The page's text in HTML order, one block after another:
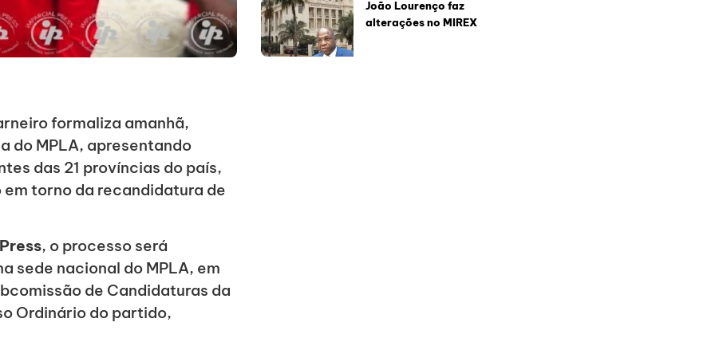
formaliza amanhã,
do MPLA, apresentando
das 21 províncias do país,
em torno da recandidatura de
, o processo será
sede nacional do MPLA, em
de Candidaturas da
Ordinário do partido,
João Lourenço faz
alterações no MIREX